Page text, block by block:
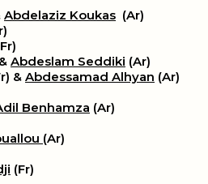
Abdelaziz Koukas (Ar)
Abdeslam Seddiki (Ar)
& Abdessamad Alhyan (Ar)
Benhamza (Ar)
(Ar)
(Fr)